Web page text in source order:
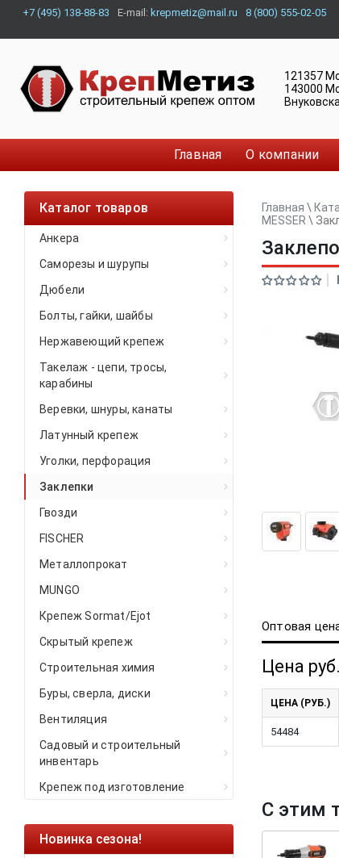
+7 (495) 138-88-83 E-mail: krepmetiz@mail.ru 8 (800) 555-02-05
121357
143000
Главная О компании
Каталог товаров
Анкера
Саморезы и шурупы
Дюбели
Болты, гайки, шайбы
Нержавеющий крепеж
Такелаж - цепи, тросы,
карабины
Веревки, шнуры, канаты
Латунный крепеж
Уголки, перфорация
Заклепки
Гвозди
FISCHER
Металлопрокат
MUNGO
Крепеж Sormat/Ejot
Скрытый крепеж
Строительная химия
Буры, сверла, диски
Вентиляция
Садовый и строительный
инвентарь
Крепеж под изготовление
Новинка сезона!
Главная \
MESSER \
Оптовая
Цена
ЦЕНА (РУБ.)
54484
С этим